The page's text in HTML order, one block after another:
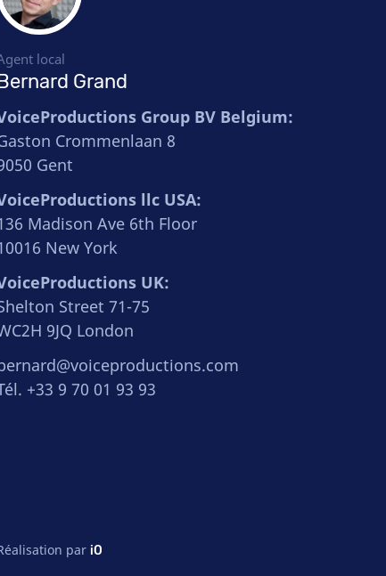
local
Grand
Group BV Belgium:
Crommenlaan 8
Gent
llc USA:
Madison Ave 6th Floor
New York
UK:
Street 71-75
9JQ London
+33 9 70 01 93 93
par iO